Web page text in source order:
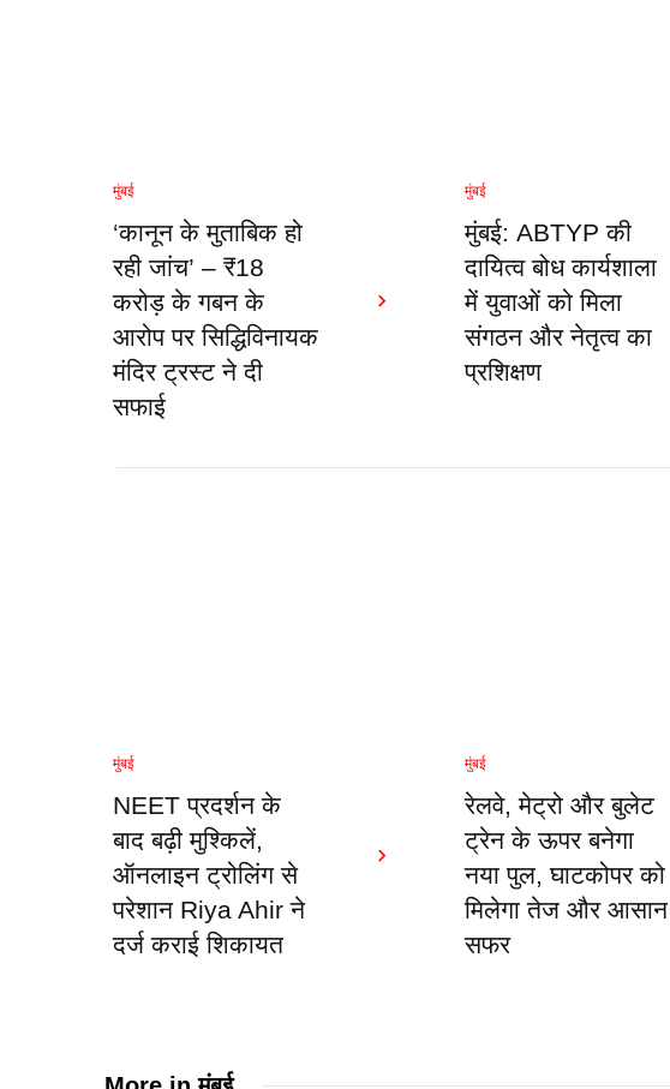
मुंबई
‘कानून के मुताबिक हो
रही जांच’ – ₹18
करोड़ के गबन के
आरोप पर सिद्धिविनायक
मंदिर ट्रस्ट ने दी
सफाई
मुंबई
मुंबई: ABTYP की
दायित्व बोध कार्यशाला
में युवाओं को मिला
संगठन और नेतृत्व का
प्रशिक्षण
मुंबई
NEET प्रदर्शन के
बाद बढ़ी मुश्किलें,
ऑनलाइन ट्रोलिंग से
परेशान Riya Ahir ने
दर्ज कराई शिकायत
मुंबई
रेलवे, मेट्रो और बुलेट
ट्रेन के ऊपर बनेगा
नया पुल, घाटकोपर को
मिलेगा तेज और आसान
सफर